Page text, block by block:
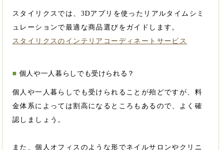
スタイリクスでは、3Dアプリを使ったリアルタイムシミ
ュレーションで最適な商品選びをガイドします。
スタイリクスのインテリアコーディネートサービス
個人や一人暮らしでも受けられる？
個人や一人暮らしでも受けられることが殆どですが、料
金体系によっては割高になるところもあるので、よく確
認しましょう。
また、個人オフィスのような形でネイルサロンやクリニ